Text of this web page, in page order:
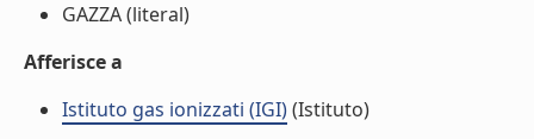
GAZZA (literal)
Afferisce a
Istituto gas ionizzati (IGI)(Istituto)